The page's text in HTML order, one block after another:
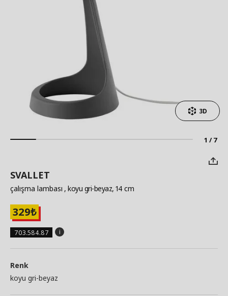
1 / 7
3D
SVALLET
çalışma lambası , koyu gri-beyaz, 14 cm
329₺
703.584.87
Renk
koyu gri-beyaz